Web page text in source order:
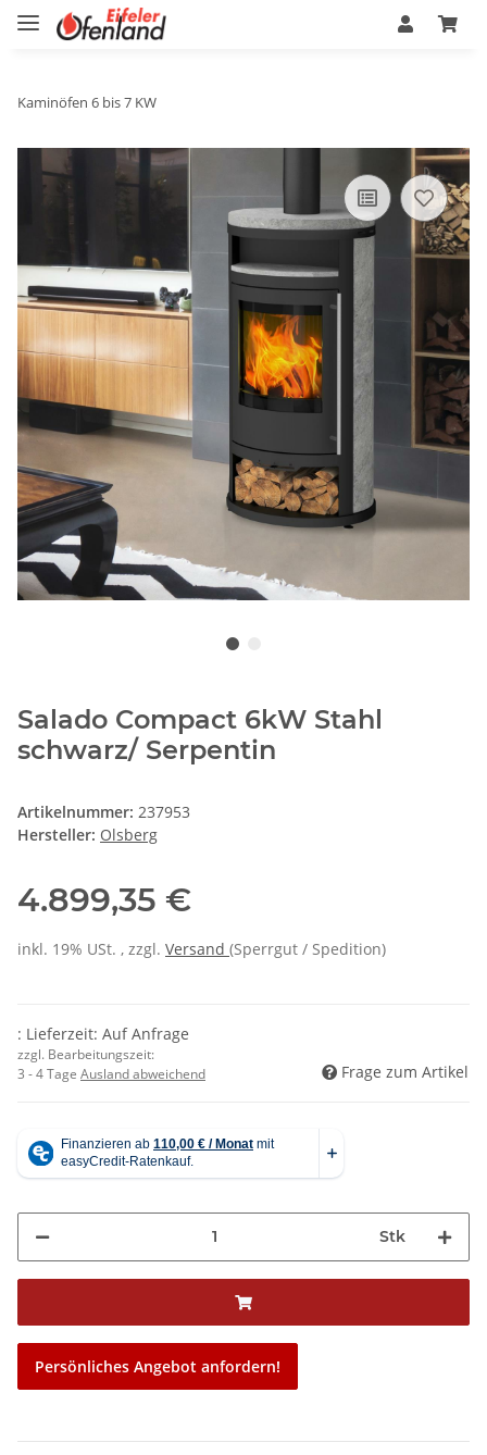
Kaminöfen 6 bis 7 KW
Salado Compact 6kW Stahl
schwarz/ Serpentin
Artikelnummer: 237953
Hersteller: Olsberg
4.899,35 €
inkl. 19% USt. , zzgl. Versand (Sperrgut / Spedition)
: Lieferzeit: Auf Anfrage
zzgl. Bearbeitungszeit:
3 - 4 Tage Ausland abweichend Frage zum Artikel
Stk
Persönliches Angebot anfordern!